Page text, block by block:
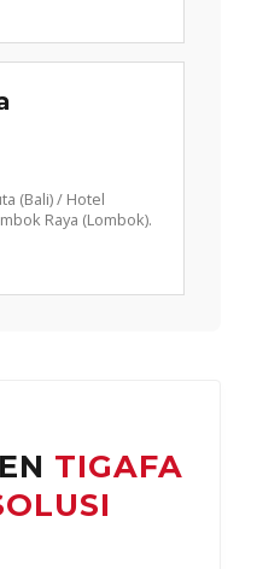
(Bali) / Hotel
Raya (Lombok).
TIGAFA